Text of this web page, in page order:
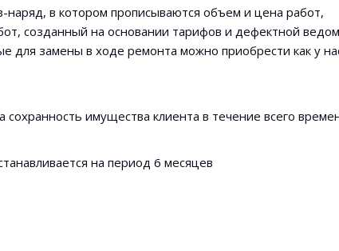
наряд, в котором прописываются объем и цена работ,
созданный на основании тарифов и дефектной
для замены в ходе ремонта можно приобрести как у
имущества клиента в течение всего
на период 6 месяцев